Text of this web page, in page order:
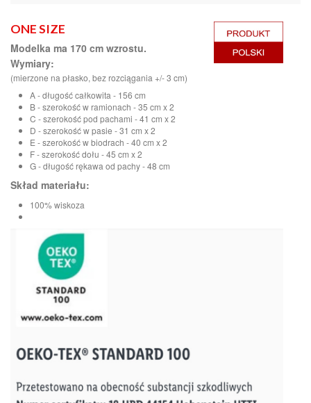
ONE SIZE
Modelka ma 170 cm wzrostu.
Wymiary:
(mierzone na płasko, bez rozciągania +/- 3 cm)
A - długość całkowita - 156 cm
B - szerokość w ramionach - 35 cm x 2
C - szerokość pod pachami - 41 cm x 2
D - szerokość w pasie - 31 cm x 2
E - szerokość w biodrach - 40 cm x 2
F - szerokość dołu - 45 cm x 2
G - długość rękawa od pachy - 48 cm
Skład materiału:
100% wiskoza